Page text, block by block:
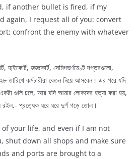
if another bullet is fired, if my
again, I request all of you: convert
confront the enemy with whatever
হাইকোর্ট, জজকোর্ট, সেমিগভর্ণমেণ্ট দপ্তরগুলো,
তারিখে কর্মচারীরা বেতন নিয়ে আসবেন। এর পরে যদি
গুলি চলে, আর যদি আমার লোকদের হত্যা করা হয়,
প্রত্যেক ঘরে ঘরে দুর্গ গড়ে তোল।
your life, and even if I am not
shut down all shops and make sure
and ports are brought to a